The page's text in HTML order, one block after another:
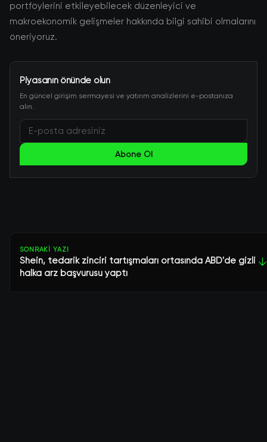
portföylerini etkileyebilecek düzenleyici ve
makroekonomik gelişmeler hakkında bilgi sahibi olmalarını
öneriyoruz.
Piyasanın önünde olun
En güncel girişim sermayesi ve yatırım analizlerini e-postanıza
alın.
Abone Ol
SONRAKI YAZI
Shein, tedarik zinciri tartışmaları ortasında ABD'de gizli
halka arz başvurusu yaptı
↓